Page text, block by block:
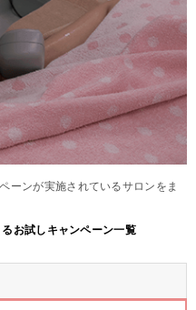
ーンが実施されているサロンをま
お試しキャンペーン一覧